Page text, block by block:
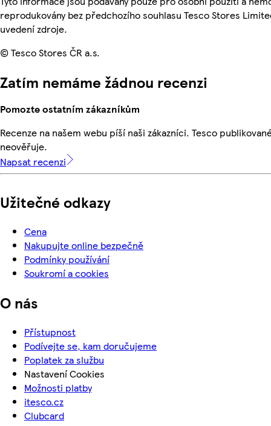
reprodukovány bez předchozího souhlasu Tesco Stores
uvedení zdroje.
© Tesco Stores ČR a.s.
Zatím nemáme žádnou recenzi
Pomozte ostatním zákazníkům
Recenze na našem webu píší naši zákazníci. Tesco
neověřuje.
Napsat recenzi
Užitečné odkazy
Cena
Nakupujte online bezpečně
Podmínky používání
Soukromí a cookies
O nás
Přístupnost
Podívejte se, kam doručujeme
Poplatek za službu
Nastavení Cookies
Možnosti platby
itesco.cz
Clubcard